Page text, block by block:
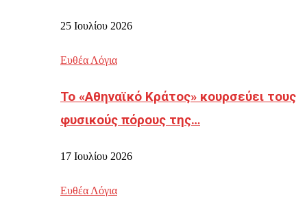
25 Ιουλίου 2026
Ευθέα Λόγια
Το «Αθηναϊκό Κράτος» κουρσεύει τους
φυσικούς πόρους της…
17 Ιουλίου 2026
Ευθέα Λόγια